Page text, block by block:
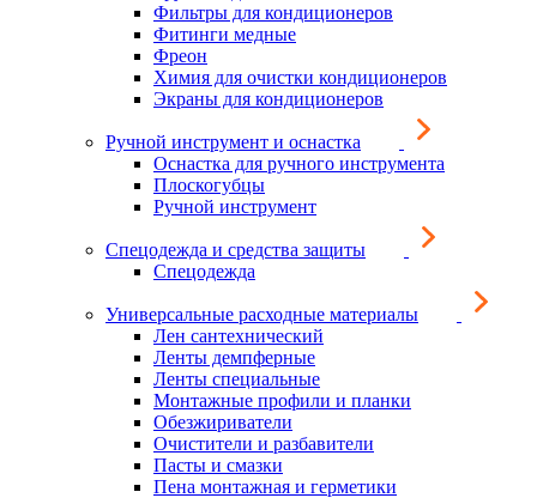
Фильтры для кондиционеров
Фитинги медные
Фреон
Химия для очистки кондиционеров
Экраны для кондиционеров
Ручной инструмент и оснастка
Оснастка для ручного инструмента
Плоскогубцы
Ручной инструмент
Спецодежда и средства защиты
Спецодежда
Универсальные расходные материалы
Лен сантехнический
Ленты демпферные
Ленты специальные
Монтажные профили и планки
Обезжириватели
Очистители и разбавители
Пасты и смазки
Пена монтажная и герметики